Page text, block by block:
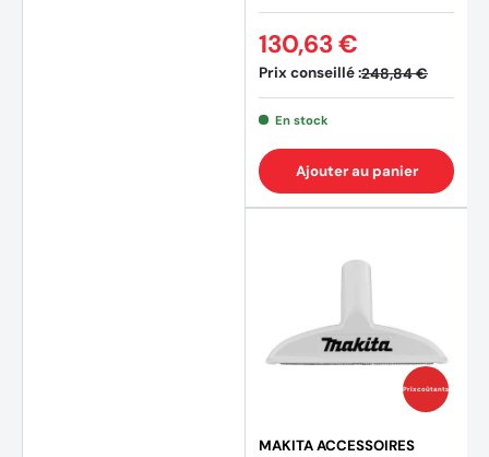
Prix conseillé :248,84 €
130,63 €
En stock
Ajouter au panier
Prix coûtants
MAKITA ACCESSOIRES